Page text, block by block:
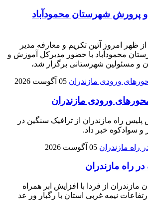
پرورش شهرستان محمودآباد
از ظهر امروز آئین تکریم و معارفه مدیر
محمودآباد با حضور مدیرکل آموزش و
و مسئولین شهرستانی برگزار شد،
05 آگوست 2026
ورودی مازندران
پلیس راه مازندران از ترافیک سنگین در
و سوادکوه خبر داد.
05 آگوست 2026
راه مازندران
مازندران از فردا با افزایش ابر همراه
نیمه غربی استان با رگبار ور عد